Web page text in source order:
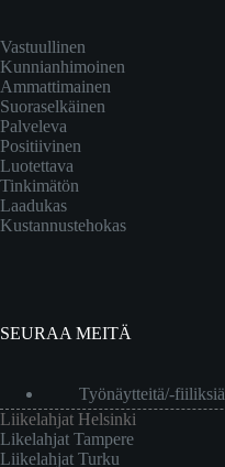
Vastuullinen
Kunnianhimoinen
Ammattimainen
Suoraselkäinen
Palveleva
Positiivinen
Luotettava
Tinkimätön
Laadukas
Kustannustehokas
SEURAA MEITÄ
Työnäytteitä/-fiiliksiä
Liikelahjat Helsinki
Likelahjat Tampere
Liikelahjat Turku